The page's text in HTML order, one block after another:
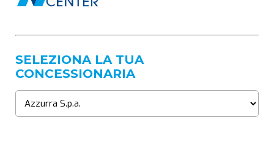
SELEZIONA LA TUA
CONCESSIONARIA